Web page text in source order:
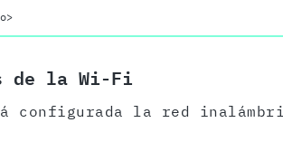
de la Wi-Fi
configurada la red